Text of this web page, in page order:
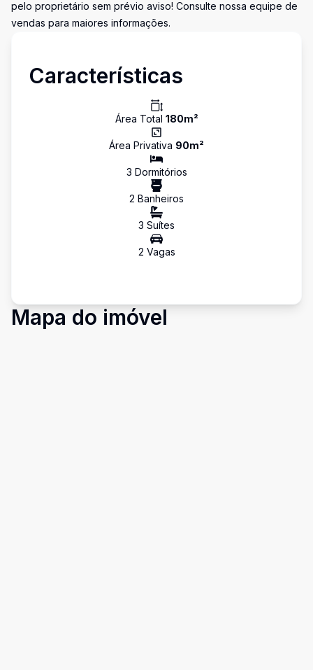
pelo proprietário sem prévio aviso! Consulte nossa equipe de
vendas para maiores informações.
Características
Área Total 180m²
Área Privativa 90m²
3 Dormitórios
2 Banheiros
3 Suítes
2 Vagas
Mapa do imóvel